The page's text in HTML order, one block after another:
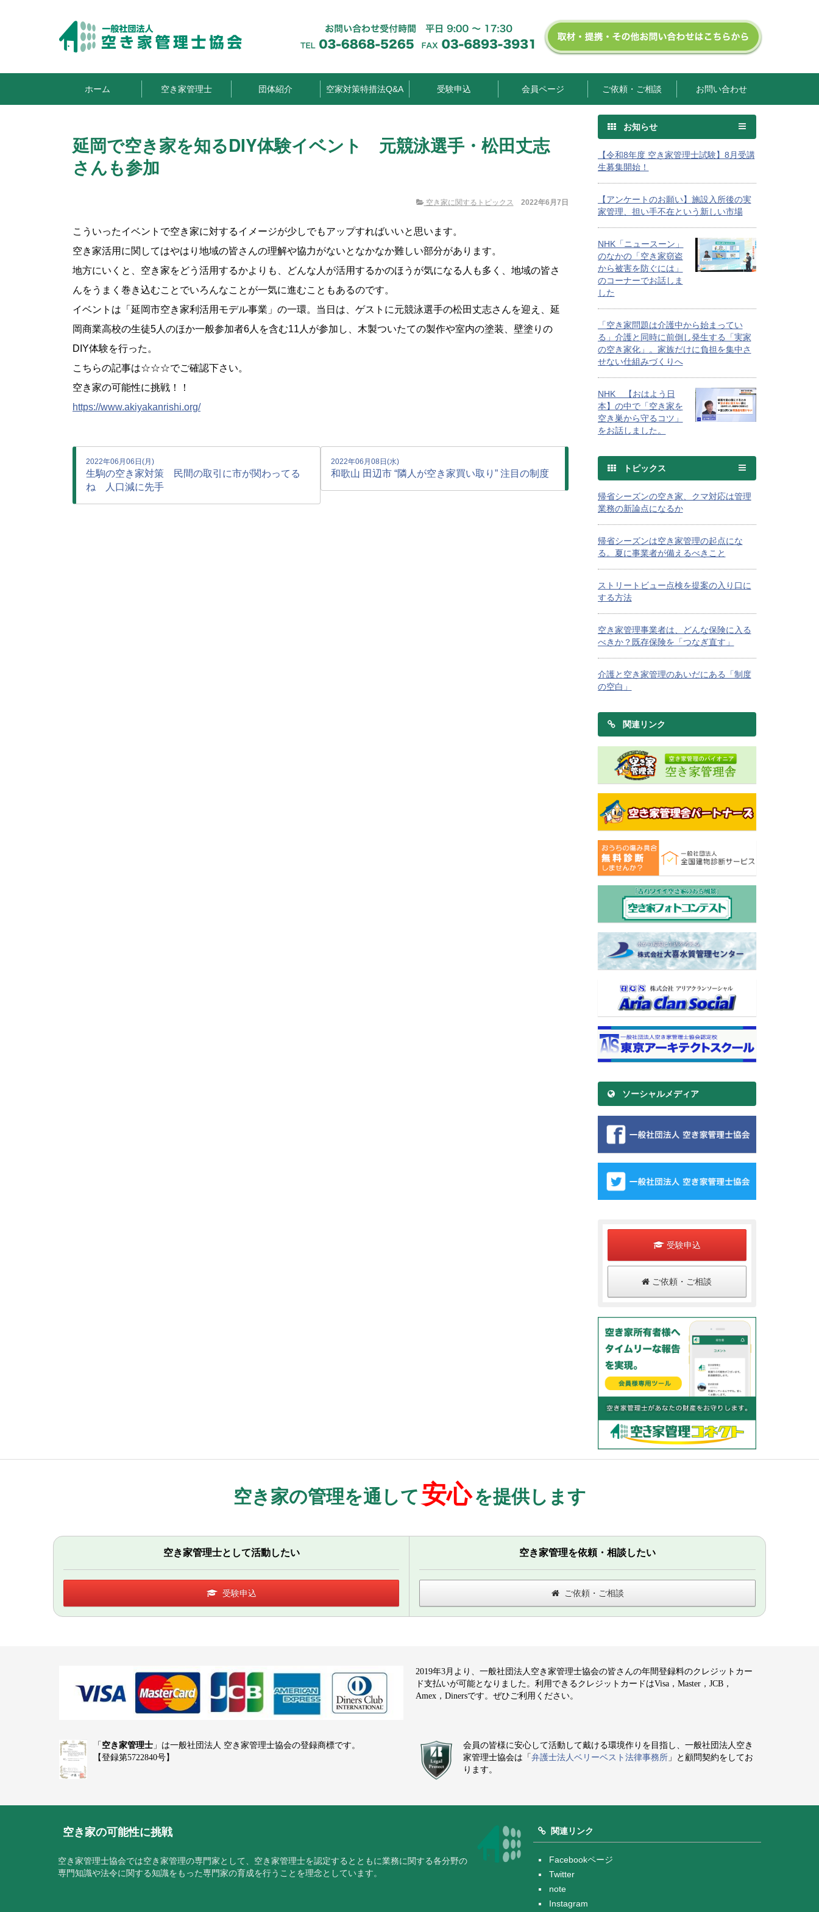
ホーム 空き家管理士 団体紹介 空家対策特措法Q&A 受験申込 会員ページ ご依頼・ご相談 お問い合わせ
延岡で空き家を知るDIY体験イベント 元競泳選手・松田丈志
さんも参加
空き家に関するトピックス 2022年6月7日
こういったイベントで空き家に対するイメージが少しでもアップすればいいと思います。
空き家活用に関してはやはり地域の皆さんの理解や協力がないとなかなか難しい部分があります。
地方にいくと、空き家をどう活用するかよりも、どんな人が活用するかのほうが気になる人も多く、地域の皆さ
んをうまく巻き込むことでいろんなことが一気に進むこともあるのです。
イベントは「延岡市空き家利活用モデル事業」の一環。当日は、ゲストに元競泳選手の松田丈志さんを迎え、延
岡商業高校の生徒5人のほか一般参加者6人を含む11人が参加し、木製ついたての製作や室内の塗装、壁塗りの
DIY体験を行った。
こちらの記事は☆☆☆でご確認下さい。
空き家の可能性に挑戦！！
https://www.akiyakanrishi.org/
2022年06月06日(月)
生駒の空き家対策 民間の取引に市が関わってる
ね 人口減に先手
2022年06月08日(水)
和歌山 田辺市 “隣人が空き家買い取り” 注目の制度
お知らせ
【令和8年度 空き家管理士試験】8月受講
生募集開始！
【アンケートのお願い】施設入所後の実
家管理、担い手不在という新しい市場
NHK「ニュースーン」
のなかの「空き家窃盗
から被害を防ぐには」
のコーナーでお話しま
した
「空き家問題は介護中から始まってい
る」介護と同時に前倒し発生する「実家
の空き家化」。家族だけに負担を集中さ
せない仕組みづくりへ
NHK 【おはよう日
本】の中で「空き家を
空き巣から守るコツ」
をお話しました。
トピックス
帰省シーズンの空き家、クマ対応は管理
業務の新論点になるか
帰省シーズンは空き家管理の起点にな
る。夏に事業者が備えるべきこと
ストリートビュー点検を提案の入り口に
する方法
空き家管理事業者は、どんな保険に入る
べきか？既存保険を「つなぎ直す」
介護と空き家管理のあいだにある「制度
の空白」
関連リンク
ソーシャルメディア
受験申込
ご依頼・ご相談
空き家の管理を通して安心を提供します
空き家管理士として活動したい
受験申込
空き家管理を依頼・相談したい
ご依頼・ご相談
2019年3月より、一般社団法人空き家管理士協会の皆さんの年間登録料のクレジットカー
ド支払いが可能となりました。利用できるクレジットカードはVisa，Master，JCB，
Amex，Dinersです。ぜひご利用ください。
「 空き家管理士 」は一般社団法人 空き家管理士協会の登録商標です。
【登録第5722840号】
会員の皆様に安心して活動して戴ける環境作りを目指し、一般社団法人空き
家管理士協会は「 弁護士法人ベリーベスト法律事務所 」と顧問契約をしてお
ります。
空き家の可能性に挑戦
空き家管理士協会では空き家管理の専門家として、空き家管理士を認定するとともに業務に関する各分野の
専門知識や法令に関する知識をもった専門家の育成を行うことを理念としています。
関連リンク
Facebookページ
Twitter
note
Instagram